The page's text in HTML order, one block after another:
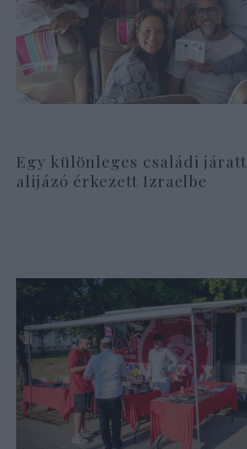
Egy különleges családi
alijázó érkezett Izraelbe